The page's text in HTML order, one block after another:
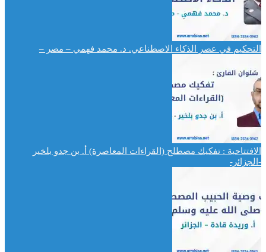
التحكيم في عصر الذكاء الاصطناعي. د. محمد فهمي – مصر –
الافتتاحية : تفكيك مصطلح (القراءات المعاصرة) أ. بن جدو بلخير
-الجزائر-